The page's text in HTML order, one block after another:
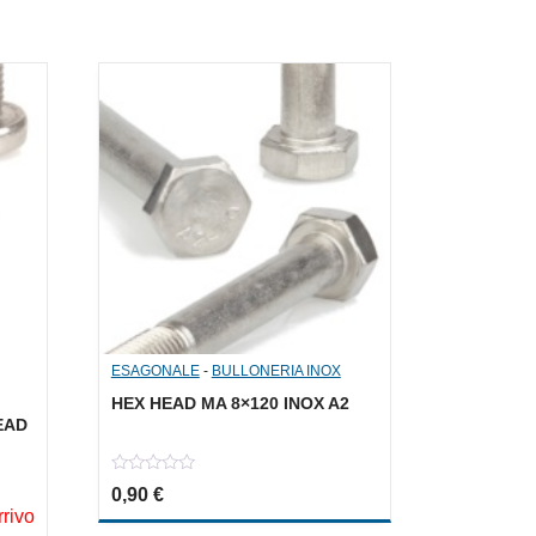
ESAGONALE- BULLONERIA INOX
HEX HEAD MA 8×120 INOX A2
0
out
of
0,90 €